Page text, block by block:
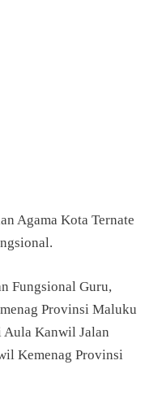
Agama Kota Ternate
Fungsional Guru,
Provinsi Maluku
Aula Kanwil Jalan
Kemenag Provinsi